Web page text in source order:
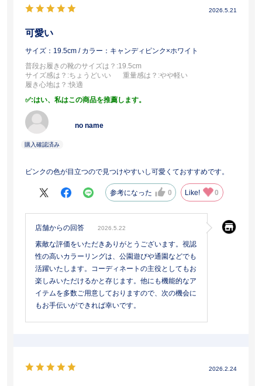
2026.5.21
可愛い
サイズ：19.5cm / カラー：キャンディピンク×ホワイト
普段お履きの靴のサイズは？ :19.5cm
サイズ感は？ :ちょうどいい 重量感は？ :やや軽い
履き心地は？ :快適
:はい、私はこの商品を推薦します。
no name
ピンクの色が目立つので見つけやすいし可愛くておすすめです。
参考になった 0 Like! 0
店舗からの回答 2026.5.22
素敵な評価をいただきありがとうございます。視認
性の高いカラーリングは、公園遊びや通園などでも
活躍いたします。コーディネートの主役としてもお
楽しみいただけるかと存じます。他にも機能的なア
イテムを多数ご用意しておりますので、次の機会に
もお手伝いができれば幸いです。
2026.2.24